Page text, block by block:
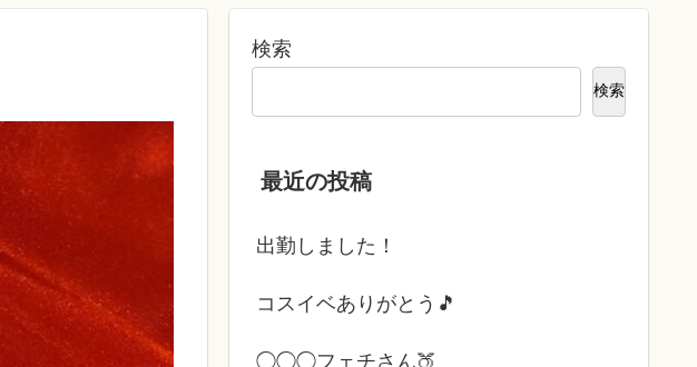
検索
検索
最近の投稿
出勤しました！
コスイベありがとう🎵
◯◯◯フェチさん🍑